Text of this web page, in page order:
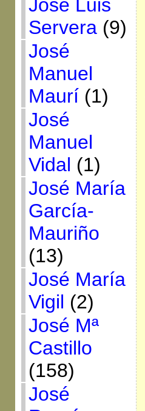
José Luis
Servera(9)
José
Manuel
Maurí(1)
José
Manuel
Vidal (1)
José María
García-
Mauriño
(13)
José María
Vigil (2)
José Mª
Castillo
(158)
José